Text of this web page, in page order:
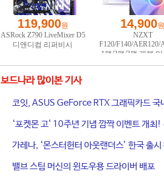
보드나라 많이본 기사
코잇, ASUS GeForce RTX 그래픽카드 국
‘포켓몬 고' 10주년 기념 깜짝 이벤트 개최
가레나, ‘몬스터헌터 아웃랜더스’ 한국 출시
밸브 스팀 머신의 윈도우용 드라이버 배포